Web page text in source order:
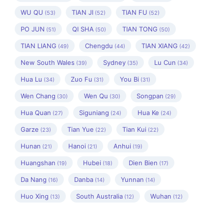
WU QU (53) TIAN JI (52) TIAN FU (52)
PO JUN (51) QI SHA (50) TIAN TONG (50)
TIAN LIANG (49) Chengdu (44) TIAN XIANG (42)
New South Wales (39) Sydney (35) Lu Cun (34)
Hua Lu (34) Zuo Fu (31) You Bi (31)
Wen Chang (30) Wen Qu (30) Songpan (29)
Hua Quan (27) Siguniang (24) Hua Ke (24)
Garze (23) Tian Yue (22) Tian Kui (22)
Hunan (21) Hanoi (21) Anhui (19)
Huangshan (19) Hubei (18) Dien Bien (17)
Da Nang (16) Danba (14) Yunnan (14)
Huo Xing (13) South Australia (12) Wuhan (12)